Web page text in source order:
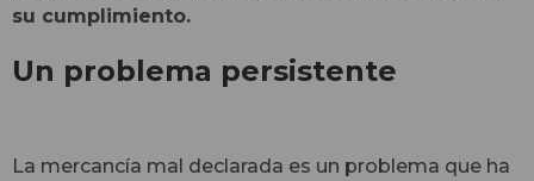
su cumplimiento.
Un problema persistente
La mercancía mal declarada es un problema que ha